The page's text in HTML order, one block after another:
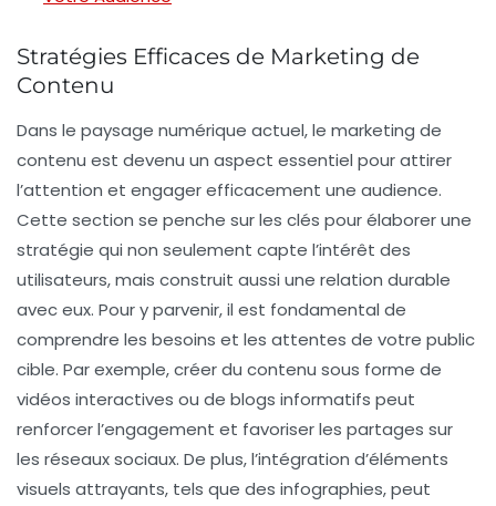
Stratégies Efficaces de Marketing de
Contenu
Dans le paysage numérique actuel,le marketing de
contenu est devenu un aspect essentiel pour attirer
l’attention et engager efficacement une audience.
Cette section se penche sur les clés pour élaborer une
stratégie qui non seulement capte l’intérêt des
utilisateurs, mais construit aussi une relation durable
avec eux. Pour y parvenir, il est fondamental de
comprendre les besoins et les attentes de votre public
cible. Par exemple, créer du contenu sous forme de
vidéos interactives ou de blogs informatifs peut
renforcer l’engagement et favoriser les partages sur
les réseaux sociaux. De plus, l’intégration d’éléments
visuels attrayants, tels que des infographies, peut